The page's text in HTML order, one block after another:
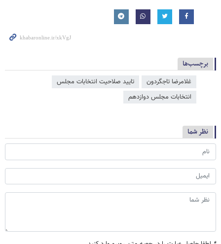
برچسب‌ها
غلامرضا تاجگردون
تایید صلاحیت انتخابات مجلس
انتخابات مجلس دوازدهم
نظر شما